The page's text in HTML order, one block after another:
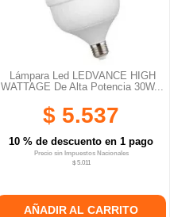
Lámpara Led LEDVANCE HIGH
WATTAGE De Alta Potencia 30W...
$ 5.537
10 % de descuento en 1 pago
Precio sin Impuestos Nacionales
$ 5.011
AÑADIR AL CARRITO